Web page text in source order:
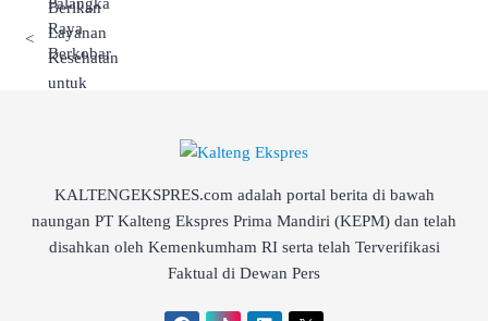
<
KALTENGEKSPRES.com adalah portal berita di bawah
naungan PT Kalteng Ekspres Prima Mandiri (KEPM) dan telah
disahkan oleh Kemenkumham RI serta telah Terverifikasi
Faktual di Dewan Pers